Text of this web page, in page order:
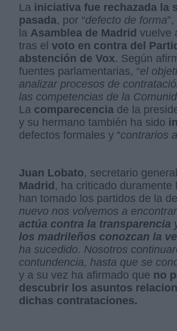
La iniciativa fue rechazada la
pasada, por “defecto de forma
la Asamblea de Madrid vuelve
tras elvoto en contra del
abstención de Vox. Según
fuentes parlamentarias, “el
analizar procesos de
las competencias de la
La comparecencia de la
y su hermano también ha sido
defectos formales y “contrarios
Juan Lobato, secretario
Madrid, ha criticado duramente
han tomado los partidos de la
nuevo nos volvemos a
actúa contra la transparencia
los madrileños conozcan la
ha sucedido. Nosotros
contundencia, hasta que se
y a su vez ha afirmado que no
descubrir los asuntos
dichas contrataciones.